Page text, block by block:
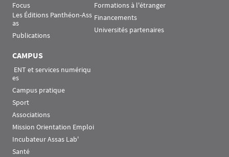
Focus
Les Éditions Panthéon-Ass
as
Publications
Formations à l'étranger
Financements
Universités partenaires
CAMPUS
es
Campus pratique
Sport
Associations
Mission Orientation Emploi
Incubateur Assas Lab'
Santé